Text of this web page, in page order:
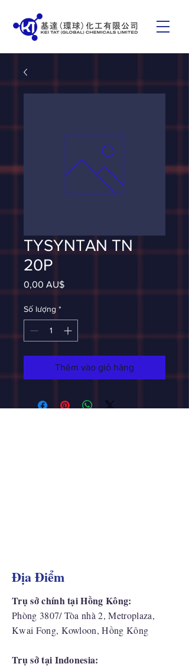
TYSYNTAN TN
20P
0,00 AU$Giá
Số lượng *
Thêm vào giỏ hàng
Địa Điểm
Trụ sở chính tại Hồng Kông:
Phòng 3807/ Tòa nhà 2, Metroplaza,
Kwai Fong, Kowloon, Hồng Kông
Trụ sở tại Indonesia: